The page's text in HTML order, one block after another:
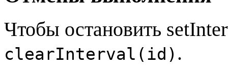
Чтобы остановить
clearInterval(id) .